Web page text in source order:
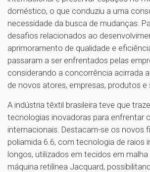
doméstico, o que conduziu a uma
necessidade da busca de mudanças.
desafios relacionados ao
aprimoramento de qualidade e
passaram a ser enfrentados pelas
considerando a concorrência acirrada
de novos atores, empresas, produtos e
A indústria têxtil brasileira teve que
tecnologias inovadoras para enfrentar
internacionais. Destacam-se os novos
poliamida 6.6, com tecnologia de raios
longos, utilizados em tecidos em
máquina retilínea Jacquard,